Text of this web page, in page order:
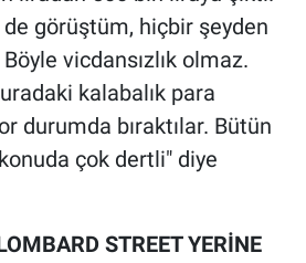
görüştüm, hiçbir şeyden
vicdansızlık olmaz.
kalabalık para
durumda bıraktılar. Bütün
çok dertli" diye
STREET YERİNE